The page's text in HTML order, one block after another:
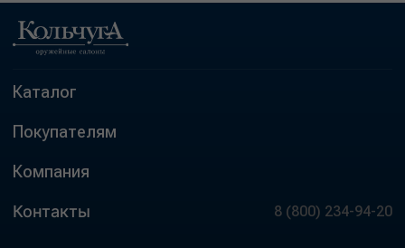
Каталог
Покупателям
Компания
Контакты 8 (800) 234-94-20